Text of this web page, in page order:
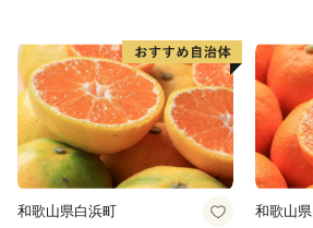
◆お問い合わせ先◆
鏡野町ふるさと納税コールセンター
TEL ：050-3355-7158
MAIL：o.kagamino@do-furusato.jp
受付時間：平日9:00〜17:15
和歌山県白浜町 和歌山